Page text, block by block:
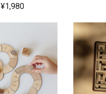
¥1,980